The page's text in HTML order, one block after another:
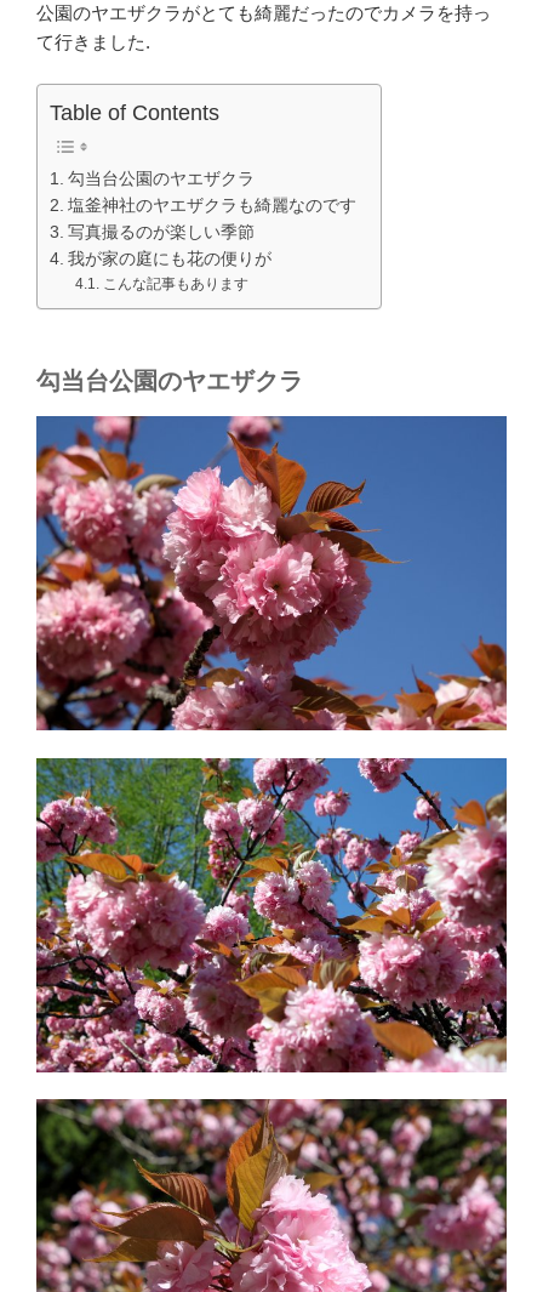
o
k
公園のヤエザクラがとても綺麗だったのでカメラを持っ
て行きました.
Table of Contents
勾当台公園のヤエザクラ
塩釜神社のヤエザクラも綺麗なのです
写真撮るのが楽しい季節
我が家の庭にも花の便りが
こんな記事もあります
勾当台公園のヤエザクラ